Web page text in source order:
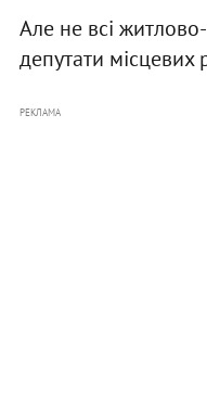
Але не всі
депутати місцевих
РЕКЛАМА